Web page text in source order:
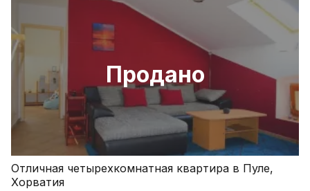
Продано
Отличная четырехкомнатная квартира в Пуле,
Хорватия